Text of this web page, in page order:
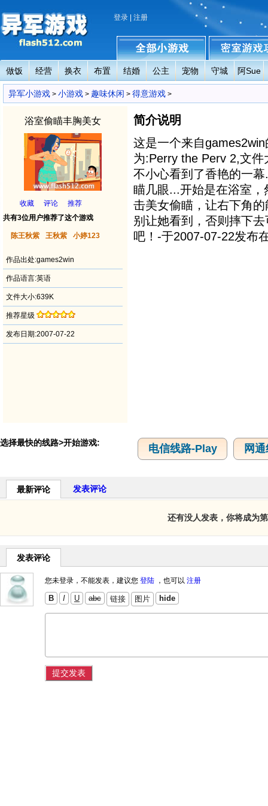
异军小游戏
登录 注册
全部小游戏 密室小游戏攻略
做饭 经营 换衣 布置 结婚 公主 宠物 守城 阿Sue
异军小游戏 > 小游戏 > 趣味休闲 > 得意游戏 >
浴室偷瞄丰胸美女
收藏 评论
推荐
共有3位用户推荐了这个游戏
陈王秋紫 王秋紫 小婷123
作品出处:games2win
作品语言:英语
文件大小:639K
推荐星级
发布日期:2007-07-22
简介说明
这是一个来自
为:Perry the Perv 2,文
不小心看到了香艳的一
瞄几眼...开始是在浴室
击美女偷瞄，让右下角
别让她看到，否则摔下
吧！-于2007-07-22发布
选择最快的线路>开始游戏: 电信线路-Play 网
最新评论 发表评论
还有没人发表，你将成为
发表评论
您未登录，不能发表，建议您 登陆 ，也可以 注册